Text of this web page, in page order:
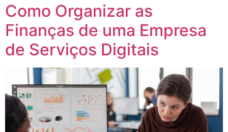
Como Organizar as
Finanças de uma Empresa
de Serviços Digitais